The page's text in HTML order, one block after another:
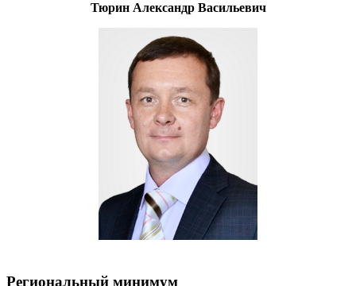
Тюрин Александр Васильевич
Региональный минимум